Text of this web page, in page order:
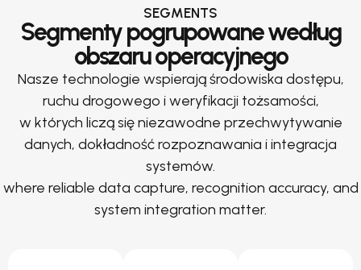
SEGMENTS
Segmenty pogrupowane według
obszaru operacyjnego
Nasze technologie wspierają środowiska dostępu,
ruchu drogowego i weryfikacji tożsamości,
w których liczą się niezawodne przechwytywanie
danych, dokładność rozpoznawania i integracja
systemów.
where reliable data capture, recognition accuracy, and
system integration matter.